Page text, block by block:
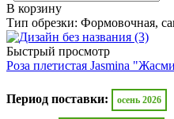
В корзину
Тип обрезки: Формовочная,
Быстрый просмотр
Роза плетистая Jasmina
Период поставки: осень 2026